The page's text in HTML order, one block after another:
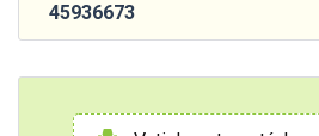
45936673